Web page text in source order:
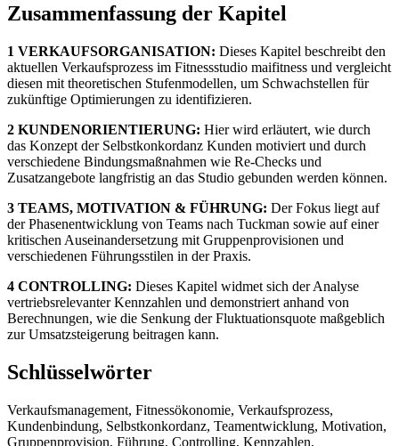
Zusammenfassung der Kapitel
1 VERKAUFSORGANISATION: Dieses Kapitel beschreibt den
aktuellen Verkaufsprozess im Fitnessstudio maifitness und vergleicht
diesen mit theoretischen Stufenmodellen, um Schwachstellen für
zukünftige Optimierungen zu identifizieren.
2 KUNDENORIENTIERUNG: Hier wird erläutert, wie durch
das Konzept der Selbstkonkordanz Kunden motiviert und durch
verschiedene Bindungsmaßnahmen wie Re-Checks und
Zusatzangebote langfristig an das Studio gebunden werden können.
3 TEAMS, MOTIVATION & FÜHRUNG: Der Fokus liegt auf
der Phasenentwicklung von Teams nach Tuckman sowie auf einer
kritischen Auseinandersetzung mit Gruppenprovisionen und
verschiedenen Führungsstilen in der Praxis.
4 CONTROLLING: Dieses Kapitel widmet sich der Analyse
vertriebsrelevanter Kennzahlen und demonstriert anhand von
Berechnungen, wie die Senkung der Fluktuationsquote maßgeblich
zur Umsatzsteigerung beitragen kann.
Schlüsselwörter
Verkaufsmanagement, Fitnessökonomie, Verkaufsprozess,
Kundenbindung, Selbstkonkordanz, Teamentwicklung, Motivation,
Gruppenprovision, Führung, Controlling, Kennzahlen,